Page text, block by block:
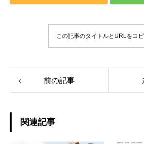
この記事のタイトルとURLをコ
前の記事
関連記事